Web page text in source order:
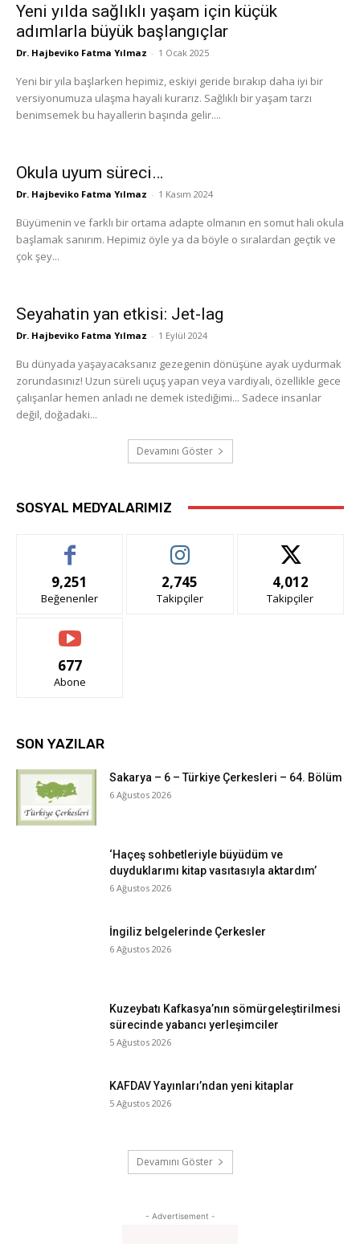
Yeni yılda sağlıklı yaşam için küçük
adımlarla büyük başlangıçlar
Dr. Hajbeviko Fatma Yılmaz - 1 Ocak 2025
Yeni bir yıla başlarken hepimiz, eskiyi geride bırakıp daha iyi bir
versiyonumuza ulaşma hayali kurarız. Sağlıklı bir yaşam tarzı
benimsemek bu hayallerin başında gelir....
Okula uyum süreci…
Dr. Hajbeviko Fatma Yılmaz - 1 Kasım 2024
Büyümenin ve farklı bir ortama adapte olmanın en somut hali okula
başlamak sanırım. Hepimiz öyle ya da böyle o sıralardan geçtik ve
çok şey...
Seyahatin yan etkisi: Jet-lag
Dr. Hajbeviko Fatma Yılmaz - 1 Eylül 2024
Bu dünyada yaşayacaksanız gezegenin dönüşüne ayak uydurmak
zorundasınız! Uzun süreli uçuş yapan veya vardiyalı, özellikle gece
çalışanlar hemen anladı ne demek istediğimi... Sadece insanlar
değil, doğadaki...
Devamını Göster
SOSYAL MEDYALARIMIZ
9,251
Beğenenler
2,745
Takipçiler
4,012
Takipçiler
677
Abone
SON YAZILAR
Sakarya – 6 – Türkiye Çerkesleri – 64. Bölüm
6 Ağustos 2026
‘Haçeş sohbetleriyle büyüdüm ve
duyduklarımı kitap vasıtasıyla aktardım’
6 Ağustos 2026
İngiliz belgelerinde Çerkesler
6 Ağustos 2026
Kuzeybatı Kafkasya’nın sömürgeleştirilmesi
sürecinde yabancı yerleşimciler
5 Ağustos 2026
KAFDAV Yayınları’ndan yeni kitaplar
5 Ağustos 2026
Devamını Göster
- Advertisement -